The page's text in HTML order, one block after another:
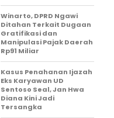
Winarto, DPRD Ngawi
Ditahan Terkait Dugaan
Gratifikasi dan
Manipulasi Pajak Daerah
Rp91 Miliar
Kasus Penahanan Ijazah
Eks Karyawan UD
Sentoso Seal, Jan Hwa
Diana Kini Jadi
Tersangka